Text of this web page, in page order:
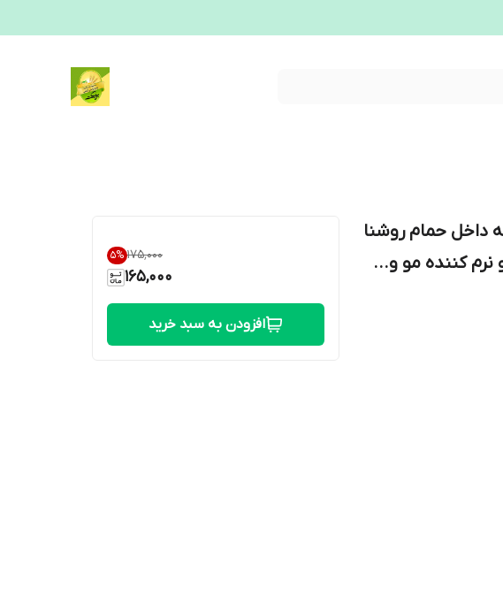
داخل حمام روشنا
کننده مو و...
۱۷۵٬۰۰۰ 5%
165,000
افزودن به سبد خرید